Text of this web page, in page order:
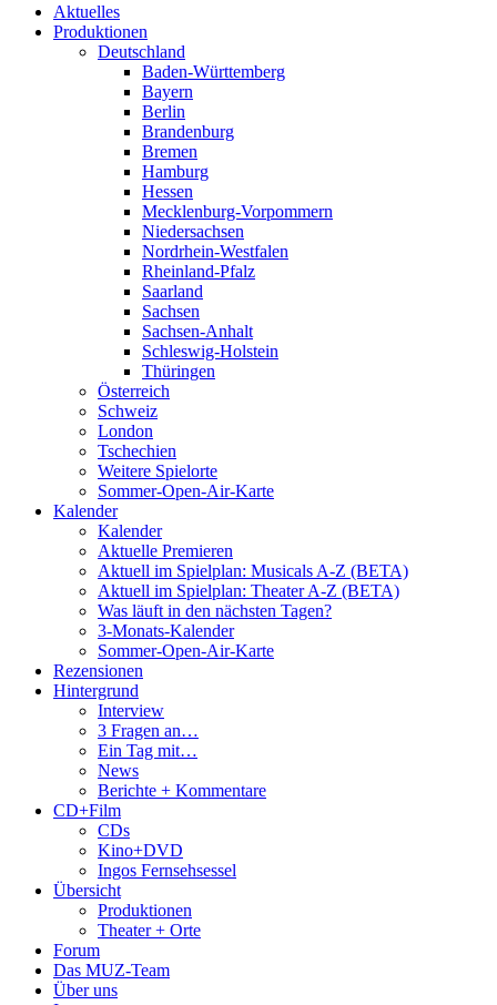
Aktuelles
Produktionen
Deutschland
Baden-Württemberg
Bayern
Berlin
Brandenburg
Bremen
Hamburg
Hessen
Mecklenburg-Vorpommern
Niedersachsen
Nordrhein-Westfalen
Rheinland-Pfalz
Saarland
Sachsen
Sachsen-Anhalt
Schleswig-Holstein
Thüringen
Österreich
Schweiz
London
Tschechien
Weitere Spielorte
Sommer-Open-Air-Karte
Kalender
Kalender
Aktuelle Premieren
Aktuell im Spielplan: Musicals A-Z (BETA)
Aktuell im Spielplan: Theater A-Z (BETA)
Was läuft in den nächsten Tagen?
3-Monats-Kalender
Sommer-Open-Air-Karte
Rezensionen
Hintergrund
Interview
3 Fragen an…
Ein Tag mit…
News
Berichte + Kommentare
CD+Film
CDs
Kino+DVD
Ingos Fernsehsessel
Übersicht
Produktionen
Theater + Orte
Forum
Das MUZ-Team
Über uns